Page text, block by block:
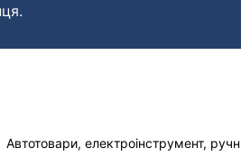
Автотовари, електроінструмент,